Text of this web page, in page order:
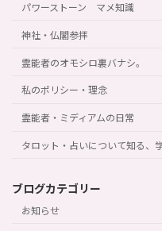
パワーストーン マメ知識
神社・仏閣参拝
霊能者のオモシロ裏バナシ。
私のポリシー・理念
霊能者・ミディアムの日常
タロット・占いについて知る、
ブログカテゴリー
お知らせ